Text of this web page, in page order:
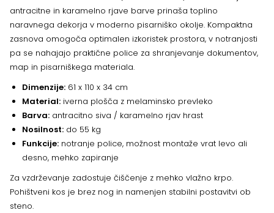
antracitne in karamelno rjave barve prinaša toplino
naravnega dekorja v moderno pisarniško okolje. Kompaktna
zasnova omogoča optimalen izkoristek prostora, v notranjosti
pa se nahajajo praktične police za shranjevanje dokumentov,
map in pisarniškega materiala.
Dimenzije: 61 x 110 x 34 cm
Material: iverna plošča z melaminsko prevleko
Barva: antracitno siva / karamelno rjav hrast
Nosilnost: do 55 kg
Funkcije: notranje police, možnost montaže vrat levo ali
desno, mehko zapiranje
Za vzdrževanje zadostuje čiščenje z mehko vlažno krpo.
Pohištveni kos je brez nog in namenjen stabilni postavitvi ob
steno.